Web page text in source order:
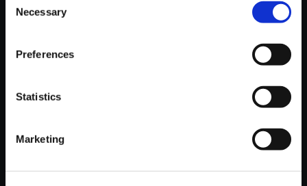
Selection
Necessary
Preferences
Statistics
Marketing
28
クション CUTMAN～灼熱の楽園～
00:03:23 34.2 MB
150円(税込)
■ご注意事項 ＜音楽データをご購入頂く前にご確認ください＞
iPhoneでGoogle Chromeブラウザをご利用の場合は、楽曲ファ
イルのダウンロードが行えません。
ードを頂けますようお願いいたします。